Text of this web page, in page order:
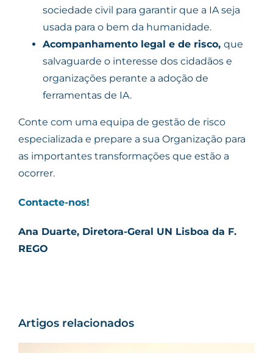
sociedade civil para garantir que a IA ​​seja
usada para o bem da humanidade.
Acompanhamento legal e de risco, que
salvaguarde o interesse dos cidadãos e
organizações perante a adoção de
ferramentas de IA.
Conte com uma equipa de gestão de risco
especializada e prepare a sua Organização para
as importantes transformações que estão a
ocorrer.
Contacte-nos!
Ana Duarte, Diretora-Geral UN Lisboa da F.
REGO
Artigos relacionados